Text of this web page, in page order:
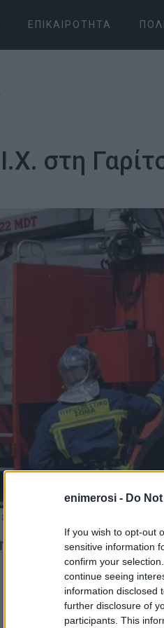
enimerosi - Do
If you wish to opt-out
sensitive information
confirm your
continue seeing
information disclosed
further disclosure of
participants. This
ΕΠΙΚΑΙΡΌΤΗΤΑ
στη
τη φωτιά